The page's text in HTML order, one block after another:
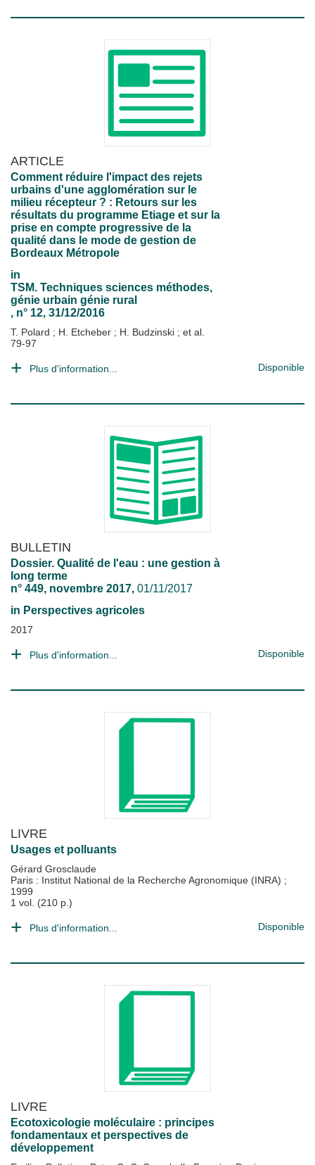
ARTICLE
Comment réduire l'impact des rejets
urbains d'une agglomération sur le
milieu récepteur ? : Retours sur les
résultats du programme Etiage et sur la
prise en compte progressive de la
qualité dans le mode de gestion de
Bordeaux Métropole
in
TSM. Techniques sciences méthodes,
génie urbain génie rural
, n° 12, 31/12/2016
T. Polard ; H. Etcheber ; H. Budzinski ; et al.
79-97
Plus d'information... Disponible
BULLETIN
Dossier. Qualité de l'eau : une gestion à
long terme
n° 449, novembre 2017, 01/11/2017
in Perspectives agricoles
2017
Plus d'information... Disponible
LIVRE
Usages et polluants
Gérard Grosclaude
Paris : Institut National de la Recherche Agronomique (INRA) ;
1999
1 vol. (210 p.)
Plus d'information... Disponible
LIVRE
Ecotoxicologie moléculaire : principes
fondamentaux et perspectives de
développement